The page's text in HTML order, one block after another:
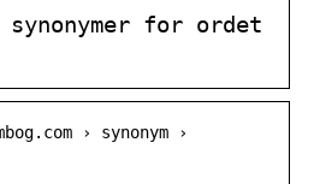
for ordet
› synonym ›